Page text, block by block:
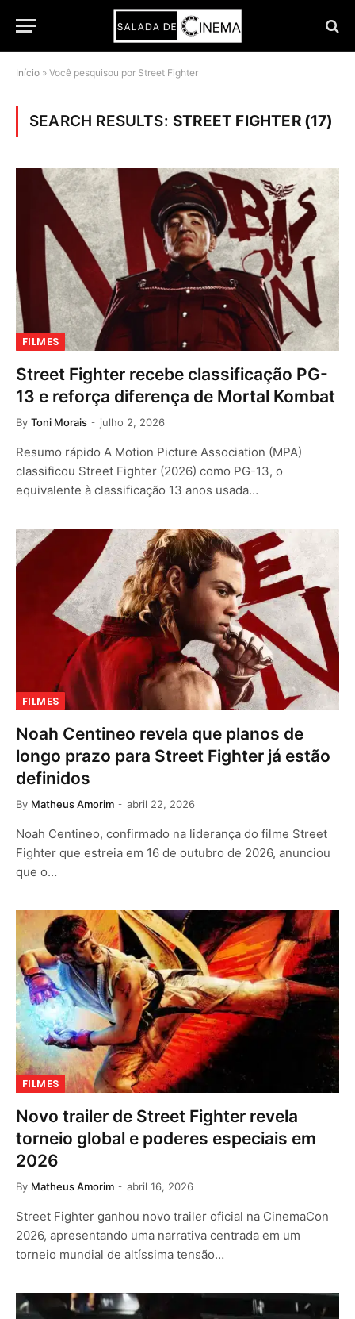
Início » Você pesquisou por Street Fighter
SEARCH RESULTS: STREET FIGHTER (17)
FILMES
Street Fighter recebe classificação PG-
13 e reforça diferença de Mortal Kombat
By Toni Morais julho 2, 2026
Resumo rápido A Motion Picture Association (MPA)
classificou Street Fighter (2026) como PG-13, o
equivalente à classificação 13 anos usada…
FILMES
Noah Centineo revela que planos de
longo prazo para Street Fighter já estão
definidos
By Matheus Amorim abril 22, 2026
Noah Centineo, confirmado na liderança do filme Street
Fighter que estreia em 16 de outubro de 2026, anunciou
que o…
FILMES
Novo trailer de Street Fighter revela
torneio global e poderes especiais em
2026
By Matheus Amorim abril 16, 2026
Street Fighter ganhou novo trailer oficial na CinemaCon
2026, apresentando uma narrativa centrada em um
torneio mundial de altíssima tensão…